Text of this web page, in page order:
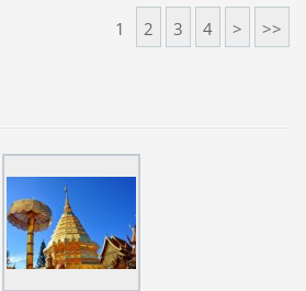
1 2 3 4 > >>